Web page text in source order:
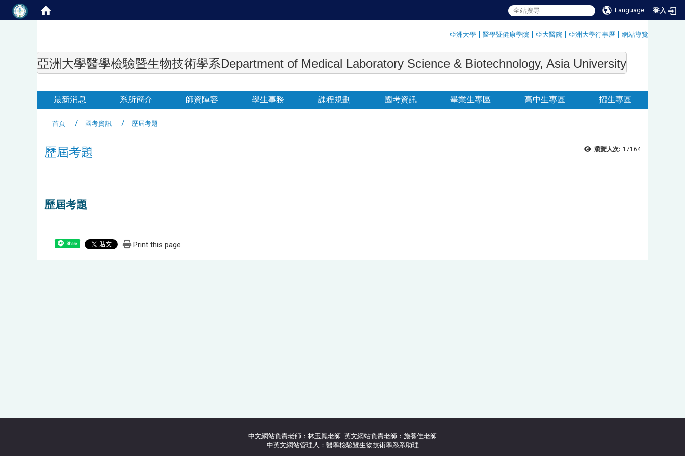
Language 登入
亞洲大學 | 醫學暨健康學院 | 亞大醫院 | 亞洲大學行事曆 | 網站導覽
亞洲大學醫學檢驗暨生物技術學系Department of Medical Laboratory Science & Biotechnology, Asia University
:::
最新消息 系所簡介 師資陣容 學生事務 課程規劃 國考資訊 畢業生專區 高中生專區 招生專區
首頁 國考資訊 歷屆考題
瀏覽人次: 17164
歷屆考題
歷屆考題
Share Print this page
中文網站負責老師：林玉鳳老師 英文網站負責老師：施養佳老師
中英文網站管理人：醫學檢驗暨生物技術學系系助理